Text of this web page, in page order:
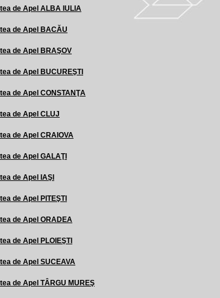
de Apel ALBA IULIA
de Apel BACĂU
de Apel BRAŞOV
de Apel BUCUREŞTI
de Apel CONSTANŢA
de Apel CLUJ
de Apel CRAIOVA
de Apel GALAŢI
de Apel IAŞI
de Apel PITEŞTI
de Apel ORADEA
de Apel PLOIEŞTI
de Apel SUCEAVA
de Apel TÂRGU MUREŞ